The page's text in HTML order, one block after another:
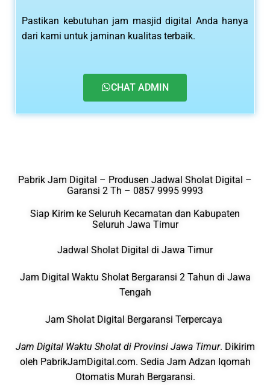
Pastikan kebutuhan jam masjid digital Anda hanya
dari kami untuk jaminan kualitas terbaik.
CHAT ADMIN
Pabrik Jam Digital – Produsen Jadwal Sholat Digital –
Garansi 2 Th – 0857 9995 9993
Siap Kirim ke Seluruh Kecamatan dan Kabupaten
Seluruh Jawa Timur
Jadwal Sholat Digital di Jawa Timur
Jam Digital Waktu Sholat Bergaransi 2 Tahun di Jawa
Tengah
Jam Sholat Digital Bergaransi Terpercaya
Jam Digital Waktu Sholat di Provinsi Jawa Timur. Dikirim
oleh PabrikJamDigital.com. Sedia Jam Adzan Iqomah
Otomatis Murah Bergaransi.